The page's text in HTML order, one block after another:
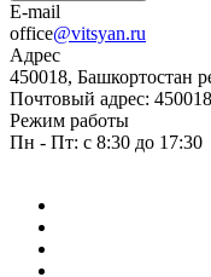
E-mail
office@vitsyan.ru
Адрес
450018, Башкортостан
Почтовый адрес:
Режим работы
Пн - Пт: с 8:30 до 17:30